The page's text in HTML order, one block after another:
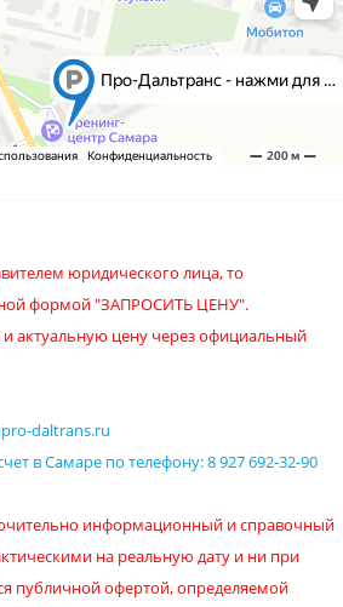
юридического лица, то
формой "ЗАПРОСИТЬ ЦЕНУ".
и актуальную цену через официальный
daltrans.ru
в Самаре по телефону:8 927 692-32-90
информационный и справочный
на реальную дату и ни при
публичной офертой, определяемой